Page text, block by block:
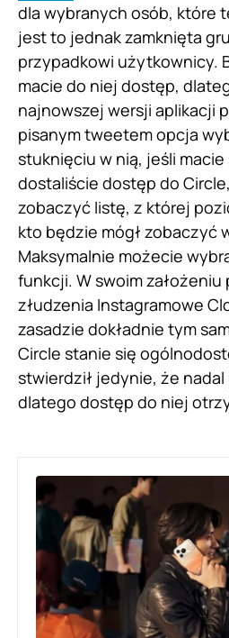
dla wybranych osób, które
jest to jednak zamknięta
przypadkowi użytkownicy.
macie do niej dostęp,
najnowszej wersji aplikacji
pisanym tweetem opcja
stuknięciu w nią, jeśli macie
dostaliście dostęp do
zobaczyć listę, z której
kto będzie mógł zobaczyć
Maksymalnie możecie
funkcji. W swoim
złudzenia Instagramowe
zasadzie dokładnie tym
Circle stanie się
stwierdził jedynie, że
dlatego dostęp do niej